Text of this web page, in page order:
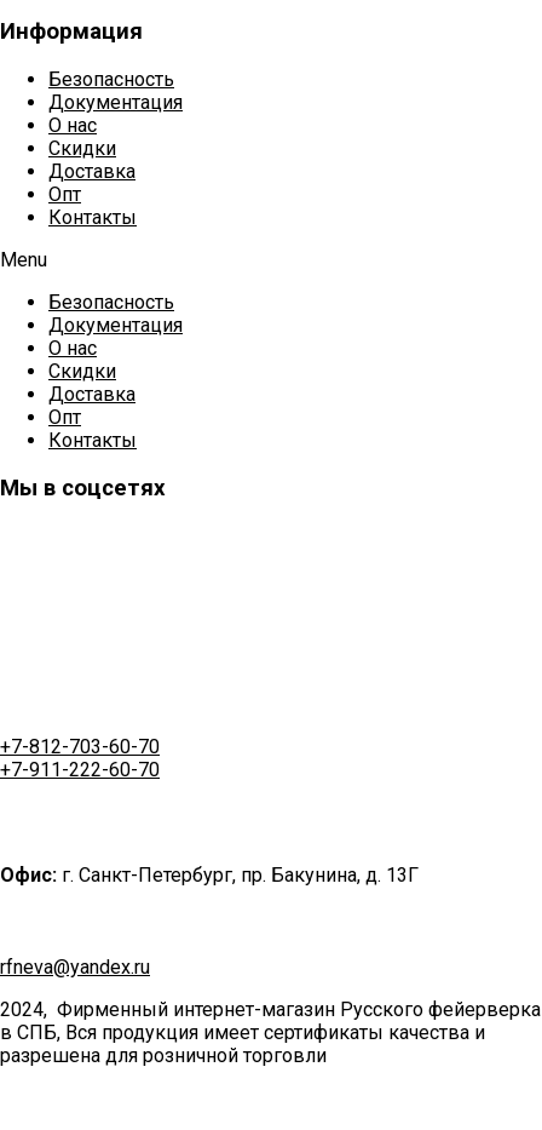
Информация
Безопасность
Документация
О нас
Скидки
Доставка
Опт
Контакты
Menu
Безопасность
Документация
О нас
Скидки
Доставка
Опт
Контакты
Мы в соцсетях
+7-812-703-60-70
+7-911-222-60-70
Офис: г. Санкт-Петербург, пр. Бакунина, д. 13Г
rfneva@yandex.ru
2024, Фирменный интернет-магазин Русского фейерверка
в СПБ, Вся продукция имеет сертификаты качества и
разрешена для розничной торговли